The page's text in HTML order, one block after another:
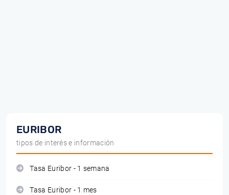
EURIBOR
tipos de interés e información
Tasa Euribor - 1 semana
Tasa Euribor - 1 mes